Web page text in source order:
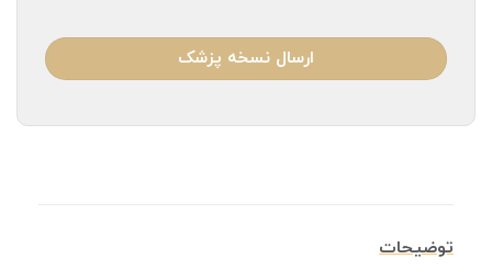
ارسال نسخه پزشک
توضیحات